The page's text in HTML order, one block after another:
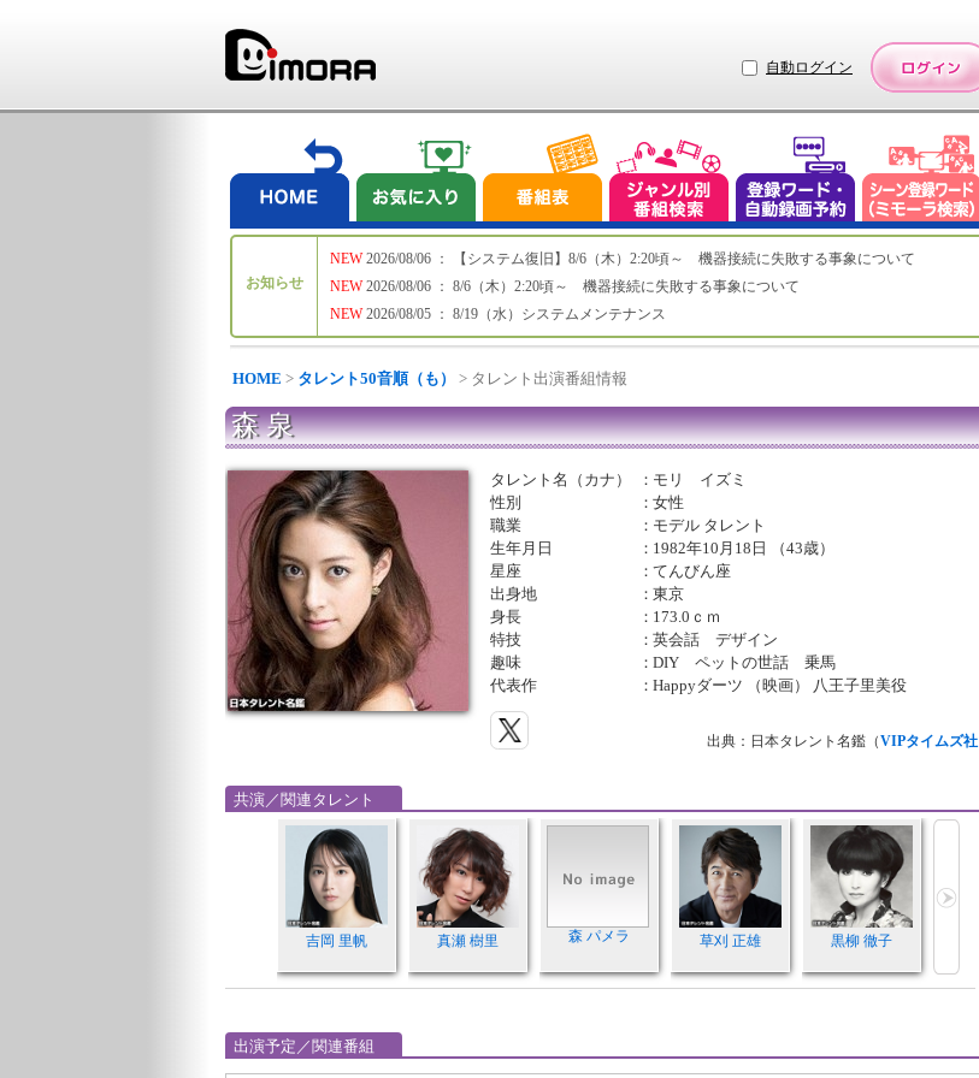
自動ログイン
お知らせ
NEW
NEW
NEW
2026/08/06 ： 【システム復旧】8/6（木）2:20頃～ 機器接続に失敗する事象について
2026/08/06 ： 8/6（木）2:20頃～ 機器接続に失敗する事象について
2026/08/05 ： 8/19（水）システムメンテナンス
HOME > タレント50音順（も） > タレント出演番組情報
森 泉
タレント名（カナ） ： モリ イズミ
性別
：女性
職業
： モデル タレント
生年月日
： 1982年10月18日 （43歳）
星座
：てんびん座
出身地
：東京
身長
： 173.0ｃｍ
特技
：英会話 デザイン
趣味
：DIY ペットの世話 乗馬
代表作
：Happyダーツ （映画） 八王子里美役
出典：日本タレント名鑑（VIPタイムズ社
共演／関連タレント
吉岡 里帆 真瀬 樹里 森 パメラ 草刈 正雄 黒柳 徹子
出演予定／関連番組